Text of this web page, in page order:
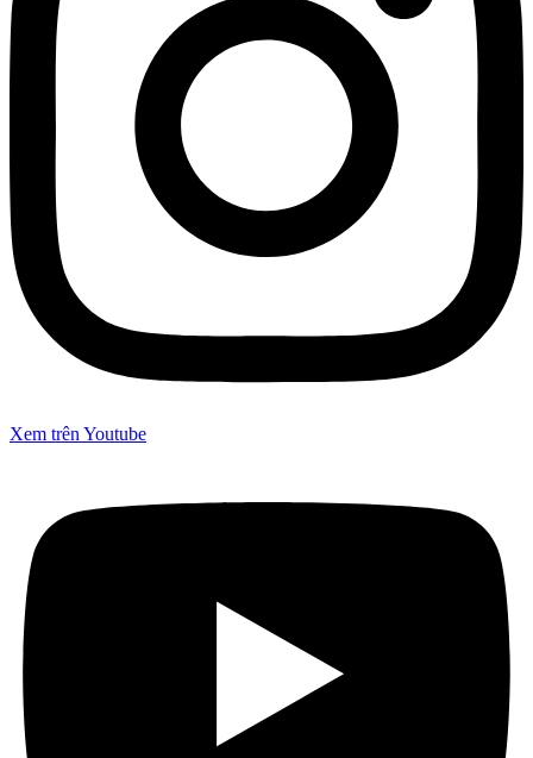
Xem trên Youtube